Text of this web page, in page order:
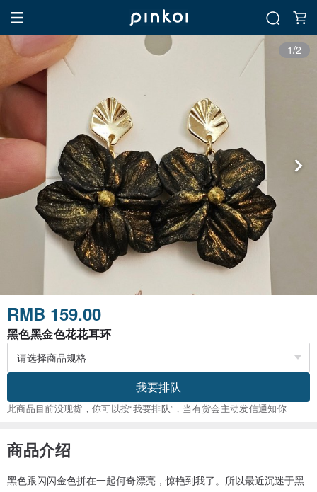
1/2
RMB 159.00
黑色黑金色花花耳环
我要排队
此商品目前没现货，你可以按“我要排队”，当有货会主动发信通知你
商品介绍
黑色跟闪闪金色拼在一起何奇漂亮，惊艳到我了。所以最近沉迷于黑